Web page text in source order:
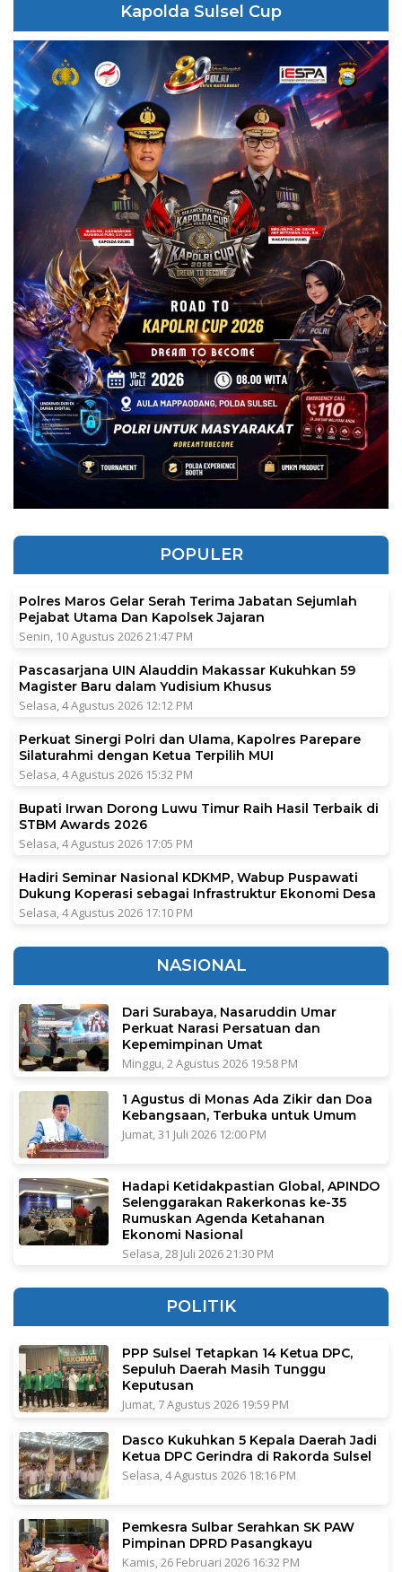
Kapolda Sulsel Cup
POPULER
Polres Maros Gelar Serah Terima Jabatan Sejumlah
Pejabat Utama Dan Kapolsek Jajaran
Senin, 10 Agustus 2026 21:47 PM
Pascasarjana UIN Alauddin Makassar Kukuhkan 59
Magister Baru dalam Yudisium Khusus
Selasa, 4 Agustus 2026 12:12 PM
Perkuat Sinergi Polri dan Ulama, Kapolres Parepare
Silaturahmi dengan Ketua Terpilih MUI
Selasa, 4 Agustus 2026 15:32 PM
Bupati Irwan Dorong Luwu Timur Raih Hasil Terbaik di
STBM Awards 2026
Selasa, 4 Agustus 2026 17:05 PM
Hadiri Seminar Nasional KDKMP, Wabup Puspawati
Dukung Koperasi sebagai Infrastruktur Ekonomi Desa
Selasa, 4 Agustus 2026 17:10 PM
NASIONAL
Dari Surabaya, Nasaruddin Umar
Perkuat Narasi Persatuan dan
Kepemimpinan Umat
Minggu, 2 Agustus 2026 19:58 PM
1 Agustus di Monas Ada Zikir dan Doa
Kebangsaan, Terbuka untuk Umum
Jumat, 31 Juli 2026 12:00 PM
Hadapi Ketidakpastian Global, APINDO
Selenggarakan Rakerkonas ke-35
Rumuskan Agenda Ketahanan
Ekonomi Nasional
Selasa, 28 Juli 2026 21:30 PM
POLITIK
PPP Sulsel Tetapkan 14 Ketua DPC,
Sepuluh Daerah Masih Tunggu
Keputusan
Jumat, 7 Agustus 2026 19:59 PM
Dasco Kukuhkan 5 Kepala Daerah Jadi
Ketua DPC Gerindra di Rakorda Sulsel
Selasa, 4 Agustus 2026 18:16 PM
Pemkesra Sulbar Serahkan SK PAW
Pimpinan DPRD Pasangkayu
Kamis, 26 Februari 2026 16:32 PM